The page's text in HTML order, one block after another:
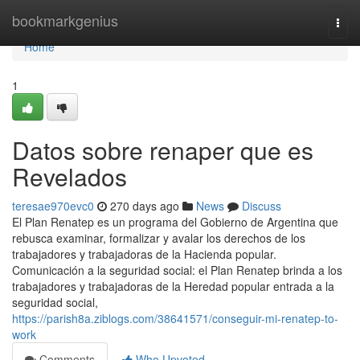
bookmarkgenius
Home
Home
1
Datos sobre renaper que es
Revelados
teresae970evc0 270 days ago News
Discuss
El Plan Renatep es un programa del Gobierno de Argentina que
rebusca examinar, formalizar y avalar los derechos de los
trabajadores y trabajadoras de la Hacienda popular.
Comunicación a la seguridad social: el Plan Renatep brinda a los
trabajadores y trabajadoras de la Heredad popular entrada a la
seguridad social,
https://parish8a.ziblogs.com/38641571/conseguir-mi-renatep-to-
work